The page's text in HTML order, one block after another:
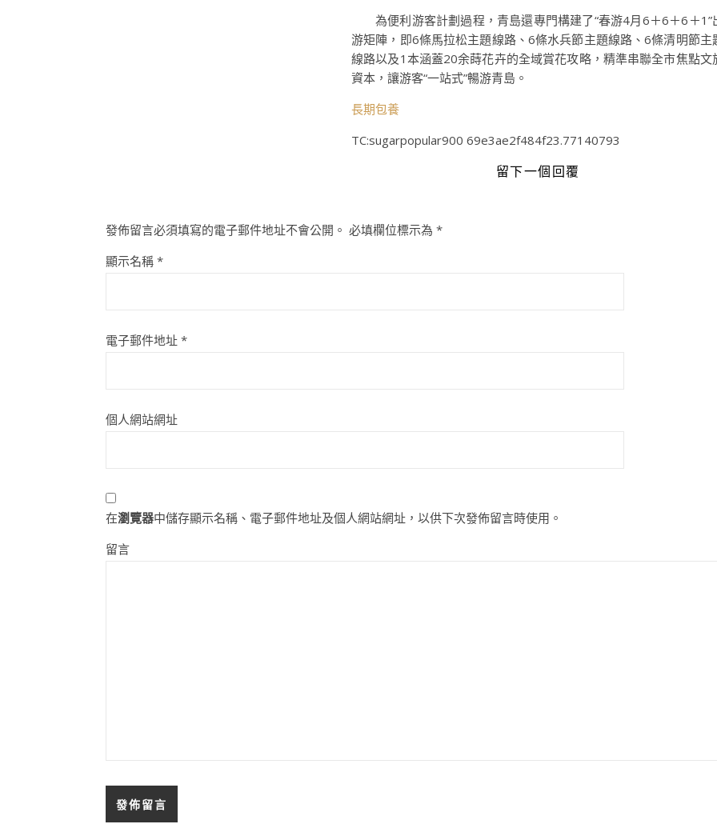
為便利游客計劃過程，青島還專門構建了“春游4月6＋6＋6＋1”
游矩陣，即6條馬拉松主題線路、6條水兵節主題線路、6條清明節主
線路以及1本涵蓋20余蒔花卉的全域賞花攻略，精準串聯全市焦點文
資本，讓游客“一站式”暢游青島。
長期包養
TC:sugarpopular900 69e3ae2f484f23.77140793
留下一個回覆
發佈留言必須填寫的電子郵件地址不會公開。 必填欄位標示為 *
顯示名稱 *
電子郵件地址 *
個人網站網址
在瀏覽器中儲存顯示名稱、電子郵件地址及個人網站網址，以供下次發佈留言時使用。
留言